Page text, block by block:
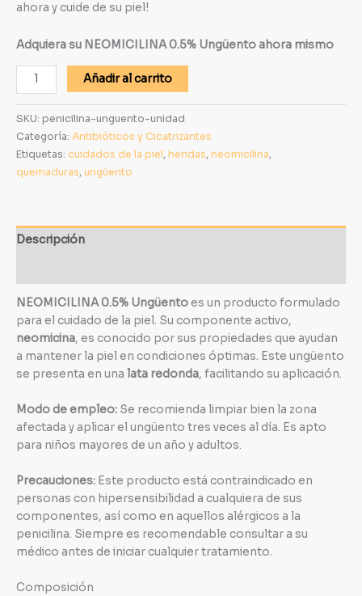
ahora y cuide de su piel!
Adquiera su NEOMICILINA 0.5% Ungüento ahora mismo
Añadir al carrito
SKU: penicilina-unguento-unidad
Categoría: Antibióticos y Cicatrizantes
Etiquetas: cuidados de la piel, heridas, neomicilina,
quemaduras, ungüento
Descripción
NEOMICILINA 0.5% Ungüento es un producto formulado
para el cuidado de la piel. Su componente activo,
neomicina, es conocido por sus propiedades que ayudan
a mantener la piel en condiciones óptimas. Este ungüento
se presenta en una lata redonda, facilitando su aplicación.
Modo de empleo: Se recomienda limpiar bien la zona
afectada y aplicar el ungüento tres veces al día. Es apto
para niños mayores de un año y adultos.
Precauciones: Este producto está contraindicado en
personas con hipersensibilidad a cualquiera de sus
componentes, así como en aquellos alérgicos a la
penicilina. Siempre es recomendable consultar a su
médico antes de iniciar cualquier tratamiento.
Composición